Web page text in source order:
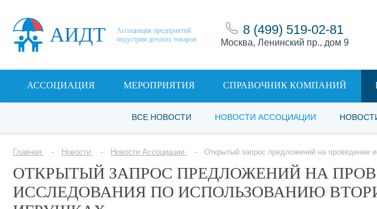
АИДТ
Ассоциация предприятий
индустрии детских товаров
8 (499) 519-02-81
Москва, Ленинский пр., дом 9
АССОЦИАЦИЯ МЕРОПРИЯТИЯ СПРАВОЧНИК КОМПАНИЙ
ВСЕ НОВОСТИ НОВОСТИ АССОЦИАЦИИ
Главная Новости Новости Ассоциации Открытый запрос предложений на проведение
ОТКРЫТЫЙ ЗАПРОС ПРЕДЛОЖЕНИЙ НА
ИССЛЕДОВАНИЯ ПО ИСПОЛЬЗОВАНИЮ